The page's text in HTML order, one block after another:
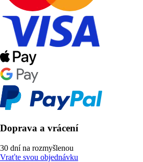
Doprava a vrácení
30 dní na rozmyšlenou
Vraťte svou objednávku